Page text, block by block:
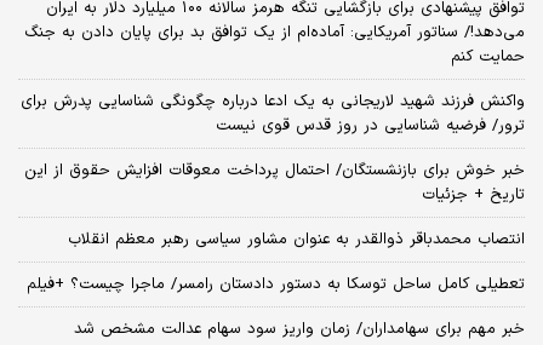
توافق پیشنهادی برای بازگشایی تنگه هرمز سالانه ۱۰۰ میلیارد دلار به ایران
می‌دهد!/ سناتور آمریکایی: آماده‌ام از یک توافق بد برای پایان دادن به جنگ
حمایت کنم
واکنش فرزند شهید لاریجانی به یک ادعا درباره چگونگی شناسایی پدرش برای
ترور/ فرضیه شناسایی در روز قدس قوی نیست
خبر خوش برای بازنشستگان/ احتمال پرداخت معوقات افزایش حقوق از این
تاریخ + جزئیات
انتصاب محمدباقر ذوالقدر به عنوان مشاور سیاسی رهبر معظم انقلاب
تعطیلی کامل ساحل توسکا به دستور دادستان رامسر/ ماجرا چیست؟ +فیلم
خبر مهم برای سهامداران/ زمان واریز سود سهام عدالت مشخص شد